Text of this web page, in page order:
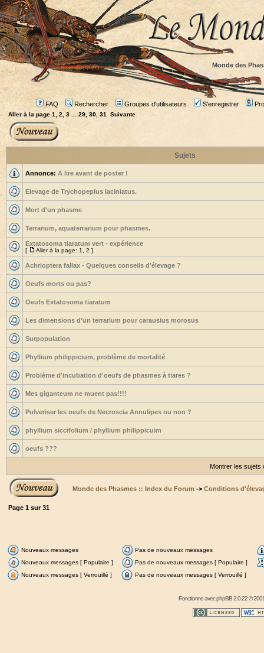
Monde des
FAQ Rechercher Groupes d'utilisateurs S'enregistrer
Aller à la page 1 2 3 ...29 30 31 Suivante
Sujets
Annonce: A lire avant de poster !
Elevage de Trychopeplus laciniatus.
Mort d'un phasme
Terrarium, aquaterrarium pour phasmes.
Extatosoma tiaratum vert - expérience
[ Aller à la page: 1 2 ]
Achrioptera fallax - Quelques conseils d'élevage ?
Oeufs morts ou pas?
Oeufs Extatosoma tiaratum
Les dimensions d'un terrarium pour carausius morosus
Surpopulation
Phyllium philippicium, problème de mortalité
Problème d'incubation d'oeufs de phasmes à tiares ?
Mes giganteum ne muent pas!!!!
Pulveriser les oeufs de Necroscia Annulipes ou non ?
phyllium siccifolium / phyllium philippicuim
oeufs ???
Montrer les sujets
Monde des Phasmes :: Index du Forum -> Conditions
Page 1 sur31
Nouveaux messages
Pas de nouveaux messages
Nouveaux messages [ Populaire ]
Pas de nouveaux messages [ Populaire ]
Nouveaux messages [ Verrouillé ]
Pas de nouveaux messages [ Verrouillé ]
Fonctionne avecphpBB2.0.22 ©